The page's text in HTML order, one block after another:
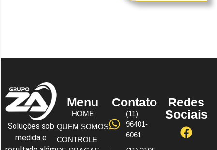
Soluções sob
medida e
Menu
HOME
QUEM SOMOS
CONTROLE
Redes
Sociais
Contato
(11)
96401-
6061